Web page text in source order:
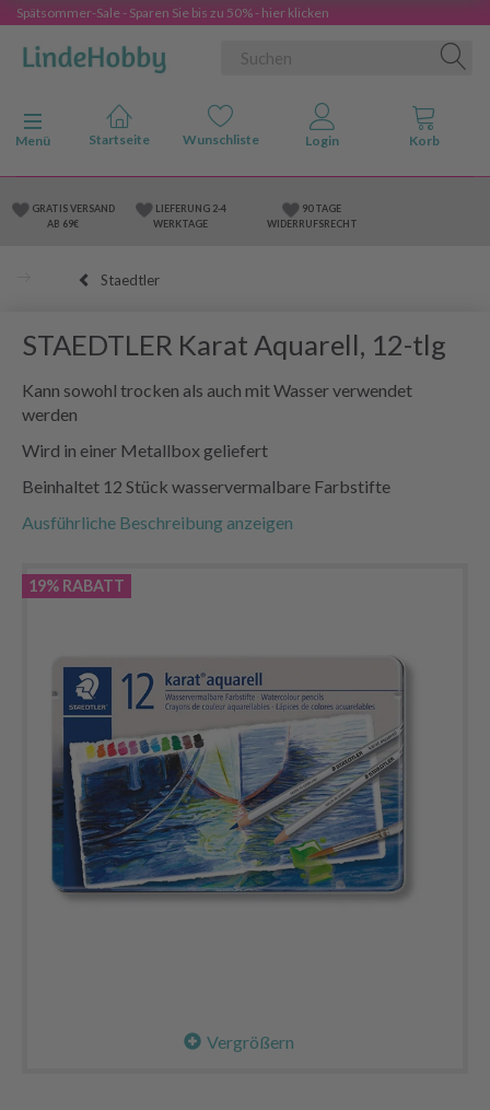
Spätsommer-Sale - Sparen Sie bis zu 50% - hier klicken
Anzeige ändern
Menü
GRATIS VERSAND
AB 69€
LIEFERUNG 2-4
WERKTAGE
90 TAGE
WIDERRUFSRECHT
Staedtler
STAEDTLER Karat Aquarell, 12-tlg
Kann sowohl trocken als auch mit Wasser verwendet
werden
Wird in einer Metallbox geliefert
Beinhaltet 12 Stück wasservermalbare Farbstifte
Ausführliche Beschreibung anzeigen
19% RABATT
Vergrößern